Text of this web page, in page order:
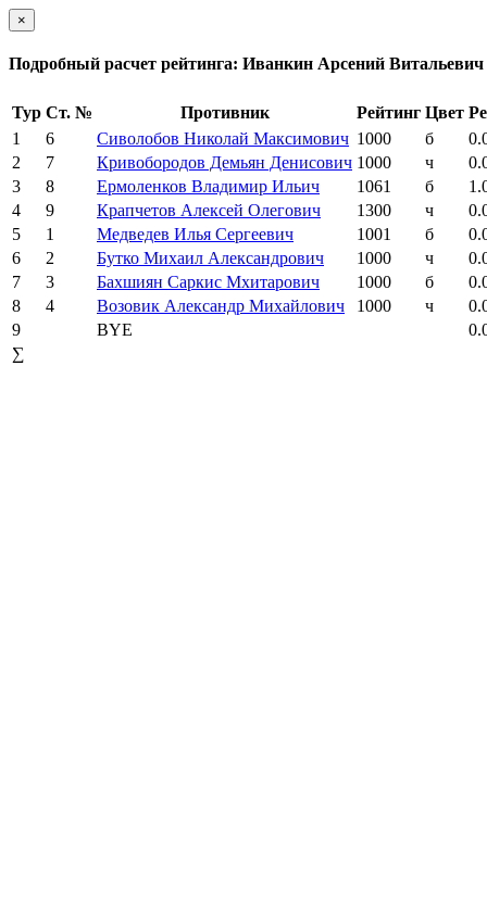
×
Подробный расчет рейтинга: Иванкин Арсений Витальевич
Тур Ст. № Противник Рейтинг Цвет
1
6 Сиволобов Николай Максимович 1000 б
2
7 Кривобородов Демьян Денисович 1000 ч
3
8 Ермоленков Владимир Ильич 1061 б
4
9 Крапчетов Алексей Олегович 1300 ч
5
1 Медведев Илья Сергеевич 1001 б
6
2 Бутко Михаил Александрович 1000 ч
7
3 Бахшиян Саркис Мхитарович 1000 б
8
4 Возовик Александр Михайлович 1000 ч
9
BYE
∑